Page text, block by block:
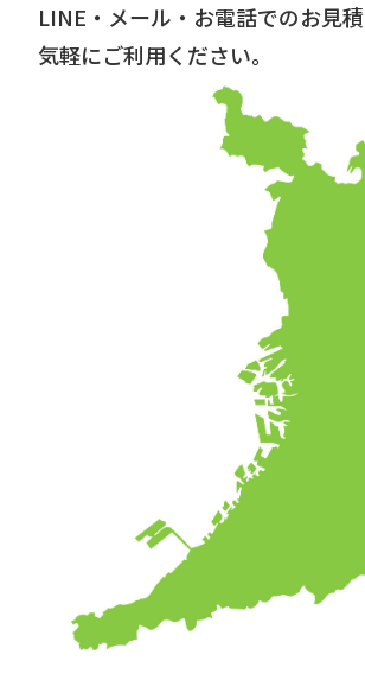
LINE・メール・お電話でのお見
気軽にご利用ください。